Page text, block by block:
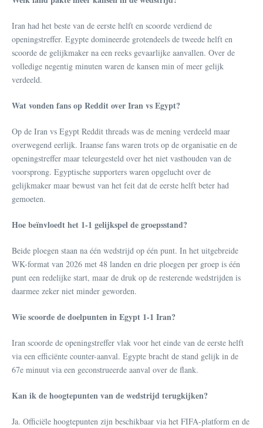
Iran had het beste van de eerste helft en scoorde verdiend de
openingstreffer. Egypte domineerde grotendeels de tweede helft en
scoorde de gelijkmaker na een reeks gevaarlijke aanvallen. Over de
volledige negentig minuten waren de kansen min of meer gelijk
verdeeld.
Wat vonden fans op Reddit over Iran vs Egypt?
Op de Iran vs Egypt Reddit threads was de mening verdeeld maar
overwegend eerlijk. Iraanse fans waren trots op de organisatie en de
openingstreffer maar teleurgesteld over het niet vasthouden van de
voorsprong. Egyptische supporters waren opgelucht over de
gelijkmaker maar bewust van het feit dat de eerste helft beter had
gemoeten.
Hoe beïnvloedt het 1-1 gelijkspel de groepsstand?
Beide ploegen staan na één wedstrijd op één punt. In het uitgebreide
WK-format van 2026 met 48 landen en drie ploegen per groep is één
punt een redelijke start, maar de druk op de resterende wedstrijden is
daarmee zeker niet minder geworden.
Wie scoorde de doelpunten in Egypt 1-1 Iran?
Iran scoorde de openingstreffer vlak voor het einde van de eerste helft
via een efficiënte counter-aanval. Egypte bracht de stand gelijk in de
67e minuut via een geconstrueerde aanval over de flank.
Kan ik de hoogtepunten van de wedstrijd terugkijken?
Ja. Officiële hoogtepunten zijn beschikbaar via het FIFA-platform en de